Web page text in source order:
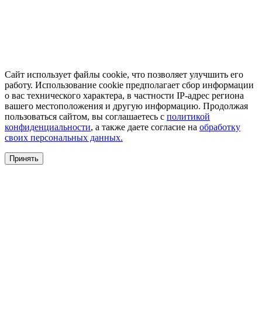
Сайт использует файлы cookie, что позволяет улучшить его
работу. Использование cookie предполагает сбор информации
о вас технического характера, в частности IP-адрес региона
вашего местоположения и другую информацию. Продолжая
пользоваться сайтом, вы соглашаетесь с политикой
конфиденциальности, а также даете согласие на обработку
своих персональных данных.
Принять